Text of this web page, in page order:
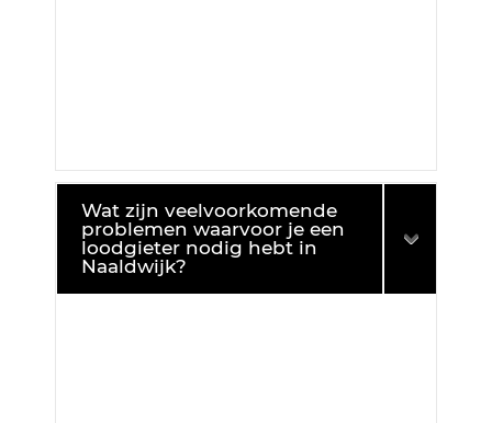
Wat zijn veelvoorkomende
problemen waarvoor je een
loodgieter nodig hebt in
Naaldwijk?